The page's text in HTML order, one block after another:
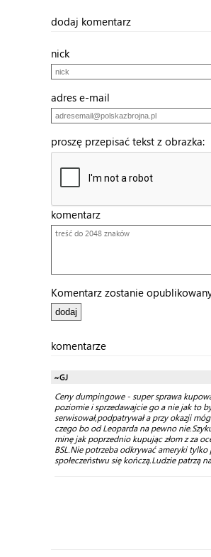
dodaj komentarz
nick
adres e-mail
proszę przepisać tekst z obrazka:
komentarz
Komentarz zostanie
komentarze
~GJ
Ceny dumpingowe - super sprawa
poziomie i sprzedawajcie go a nie jak to
serwisował,podpatrywał a przy okazji
czego bo od Leoparda na pewno
minę jak poprzednio kupując złom z za
BSL.Nie potrzeba odkrywać ameryki
społeczeństwu się kończą.Ludzie patrzą